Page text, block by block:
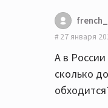
27 января
А в
сколько